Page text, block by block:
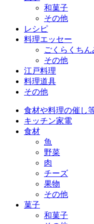
和菓子
その他
レシピ
料理エッセー
ごくらくちん
その他
江戸料理
料理道具
その他
食材や料理の催し
キッチン家電
食材
魚
野菜
肉
チーズ
果物
その他
菓子
和菓子